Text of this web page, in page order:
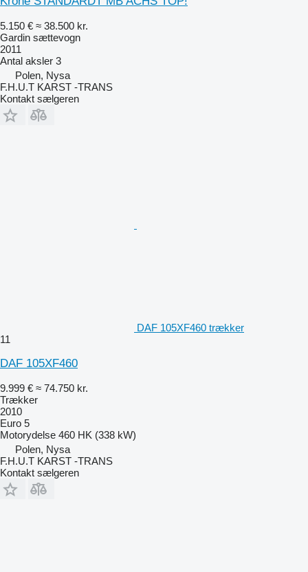
5.150 € ≈ 38.500 kr.
Gardin sættevogn
2011
Antal aksler 3
Polen, Nysa
F.H.U.T KARST -TRANS
Kontakt sælgeren
DAF 105XF460 trækker
11
DAF 105XF460
9.999 € ≈ 74.750 kr.
Trækker
2010
Euro 5
Motorydelse 460 HK (338 kW)
Polen, Nysa
F.H.U.T KARST -TRANS
Kontakt sælgeren